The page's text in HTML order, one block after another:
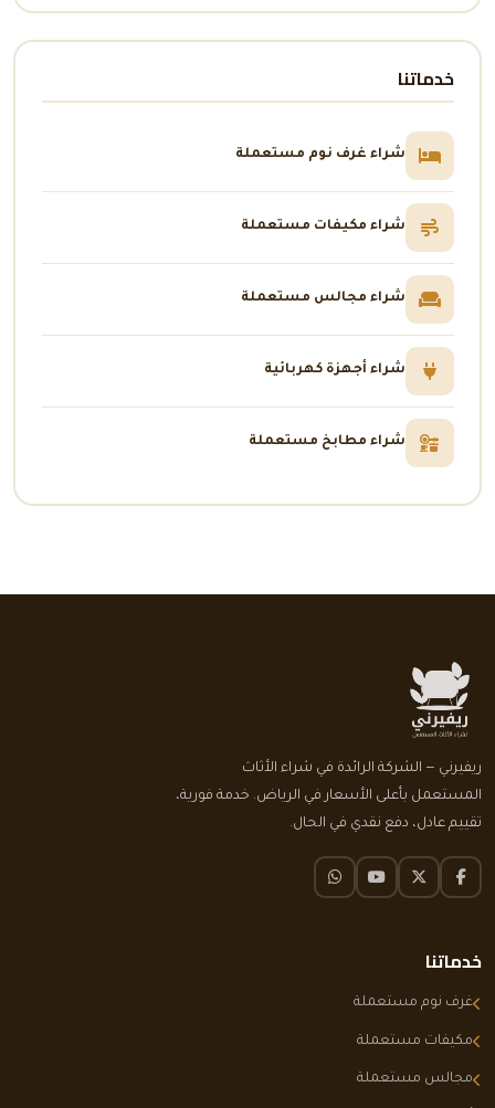
خدماتنا
شراء غرف نوم مستعملة
شراء مكيفات مستعملة
شراء مجالس مستعملة
شراء أجهزة كهربائية
شراء مطابخ مستعملة
ريفيرني — الشركة الرائدة في شراء الأثاث
المستعمل بأعلى الأسعار في الرياض. خدمة فورية،
تقييم عادل، دفع نقدي في الحال.
فيسبوكتويتر X يوتيوبواتساب
خدماتنا
غرف نوم مستعملة
مكيفات مستعملة
مجالس مستعملة